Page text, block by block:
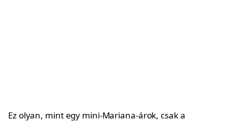
Ez olyan, mint egy mini-Mariana-árok, csak a